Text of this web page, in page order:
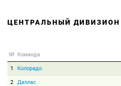
ЦЕНТРАЛЬНЫЙ ДИВИЗИОН
№ Команда
1 Колорадо
2 Даллас